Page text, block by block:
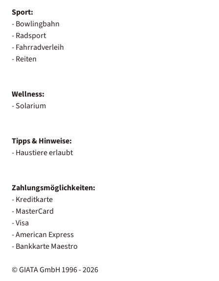
Sport:
- Bowlingbahn
- Radsport
- Fahrradverleih
- Reiten
Wellness:
- Solarium
Tipps & Hinweise:
- Haustiere erlaubt
Zahlungsmöglichkeiten:
- Kreditkarte
- MasterCard
- Visa
- American Express
- Bankkarte Maestro
© GIATA GmbH 1996 - 2026